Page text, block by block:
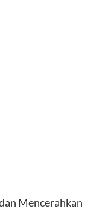
Mencerahkan